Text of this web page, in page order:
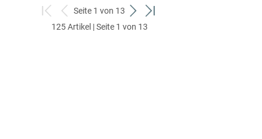
zum
ersten
zurück
zum
Seite 1 von 13
weiter
zum
zum
125 Artikel | Seite 1 von 13